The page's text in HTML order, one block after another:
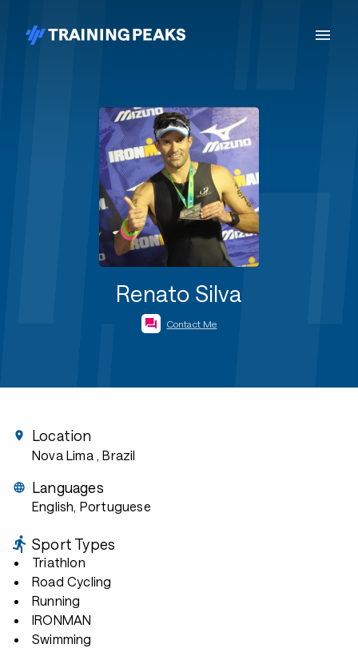
Renato Silva
Contact Me
Location
Nova Lima , Brazil
Languages
English, Portuguese
Sport Types
Triathlon
Road Cycling
Running
IRONMAN
Swimming